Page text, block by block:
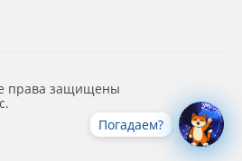
права защищены
Погадаем?